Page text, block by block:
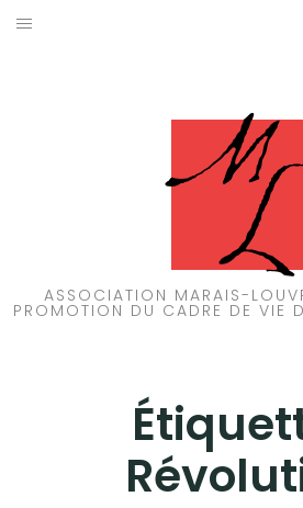
Aller
ASSOCIATION MARAIS-
PROMOTION DU CADRE DE VIE